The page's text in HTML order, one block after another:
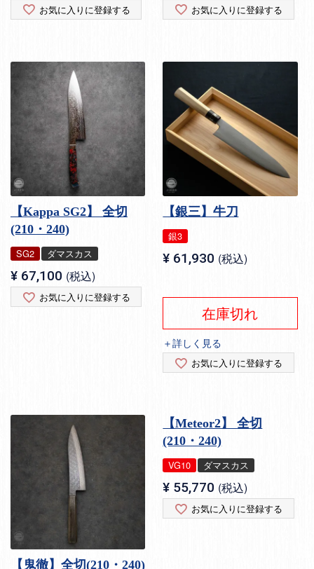
お気に入りに登録する お気に入りに登録する
【Kappa SG2】 全切
(210・240)
SG2 ダマスカス
¥ 67,100 税込
お気に入りに登録する
【銀三】牛刀
銀3
¥ 61,930 税込
在庫切れ
＋詳しく見る
お気に入りに登録する
【鬼徹】全切(210・240)
【Meteor2】 全切
(210・240)
VG10 ダマスカス
¥ 55,770 税込
お気に入りに登録する